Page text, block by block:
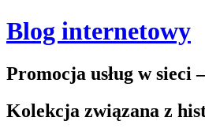
Blog internetowy
Promocja usług w sieci
Kolekcja związana z